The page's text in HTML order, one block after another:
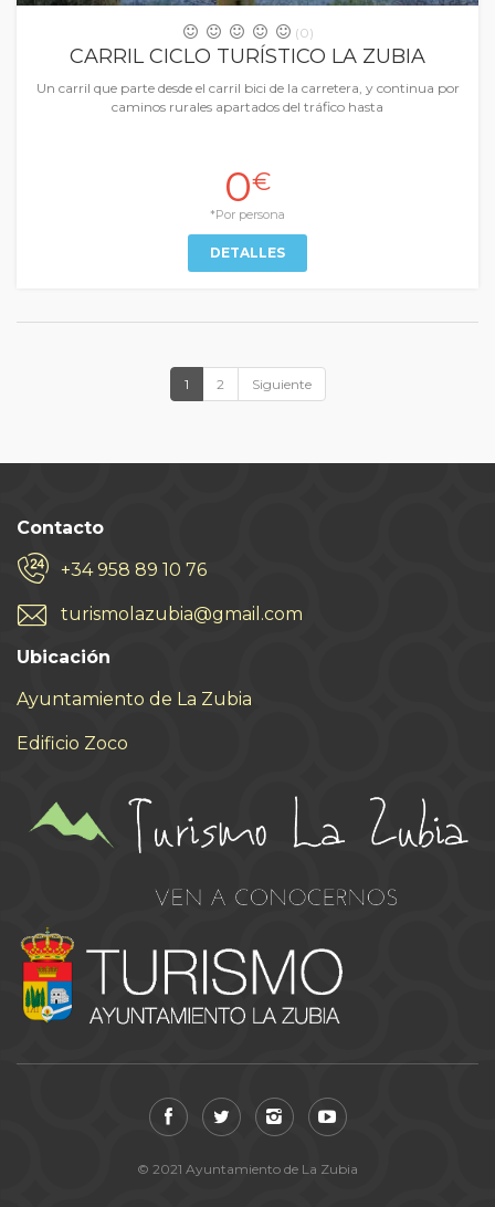
(0)
CARRIL CICLO TURÍSTICO LA ZUBIA
Un carril que parte desde el carril bici de la carretera, y continua por
caminos rurales apartados del tráfico hasta
0€
*Por persona
DETALLES
1 2 Siguiente
Contacto
+34 958 89 10 76
turismolazubia@gmail.com
Ubicación
Ayuntamiento de La Zubia
Edificio Zoco
© 2021 Ayuntamiento de La Zubia